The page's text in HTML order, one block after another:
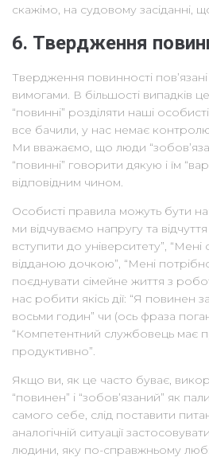
скажімо, на судовому засіданні,
6. Твердження
Твердження повинності
вимогами. В більшості випадків
“повинні” розділяти наші
все бачили, у нас немає
Ми вважаємо, що люди
“повинні” говорити дякую і їм
відповідним чином.
Особисті правила можуть бути
ми відчуваємо напругу та
вступити до університету”, “Мені
відданою дочкою”, “Мені
поєднувати сімейне життя з
нас робити якісь дії: “Я повинен
восьми годин” чи (ось фраза
“Компетентний службовець має
продуктивно”.
Якщо ви, як це часто буває,
“повинен” і “зобов’язаний” як
самого себе, слід поставити
аналогічній ситуації
людини, яку по-справжньому